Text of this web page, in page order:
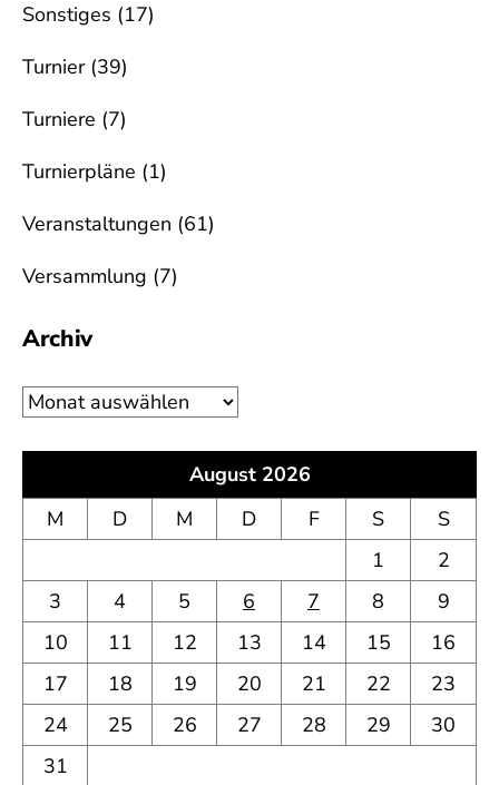
Sonstiges (17)
Turnier(39)
Turniere (7)
Turnierpläne (1)
Veranstaltungen (61)
Versammlung (7)
Archiv
Archiv
August 2026
M
D M D F S
S
1
2
3
4 5 6 7 8
9
10
11 12 13 14 15
16
17
18 19 20 21 22
23
24
25 26 27 28 29
30
31